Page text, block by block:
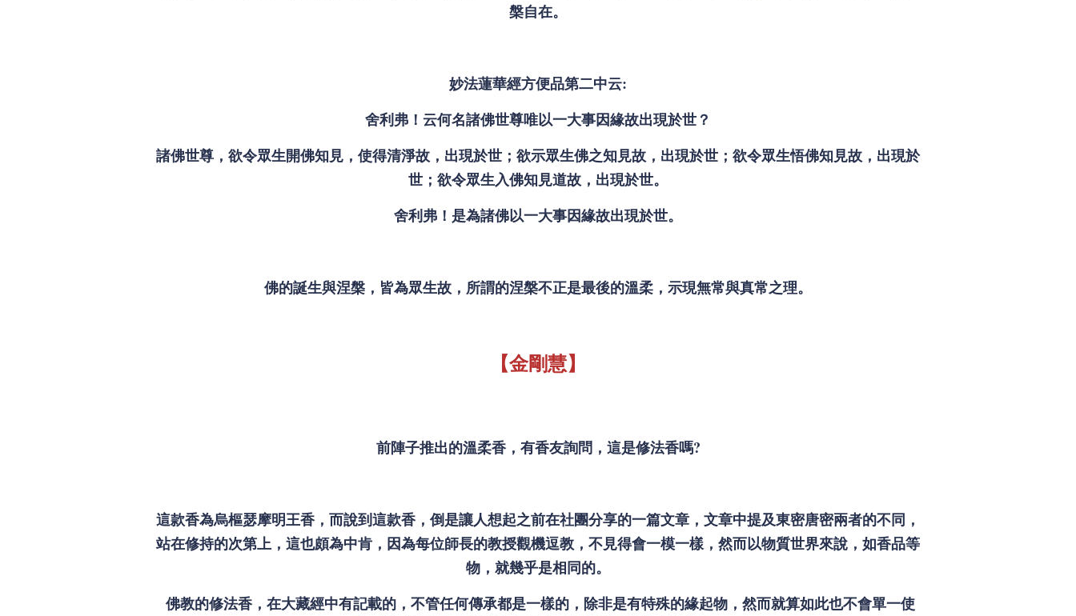
槃自在。
妙法蓮華經方便品第二中云:
舍利弗！云何名諸佛世尊唯以一大事因緣故出現於世？
諸佛世尊，欲令眾生開佛知見，使得清淨故，出現於世；欲示眾生佛之知見故，出現於世；欲令眾生悟佛知見故，出現於
世；欲令眾生入佛知見道故，出現於世。
舍利弗！是為諸佛以一大事因緣故出現於世。
佛的誕生與涅槃，皆為眾生故，所謂的涅槃不正是最後的溫柔，示現無常與真常之理。
【金剛慧】
前陣子推出的溫柔香，有香友詢問，這是修法香嗎?
這款香為烏樞瑟摩明王香，而說到這款香，倒是讓人想起之前在社團分享的一篇文章，文章中提及東密唐密兩者的不同，
站在修持的次第上，這也頗為中肯，因為每位師長的教授觀機逗教，不見得會一模一樣，然而以物質世界來說，如香品等
物，就幾乎是相同的。
佛教的修法香，在大藏經中有記載的，不管任何傳承都是一樣的，除非是有特殊的緣起物，然而就算如此也不會單一使